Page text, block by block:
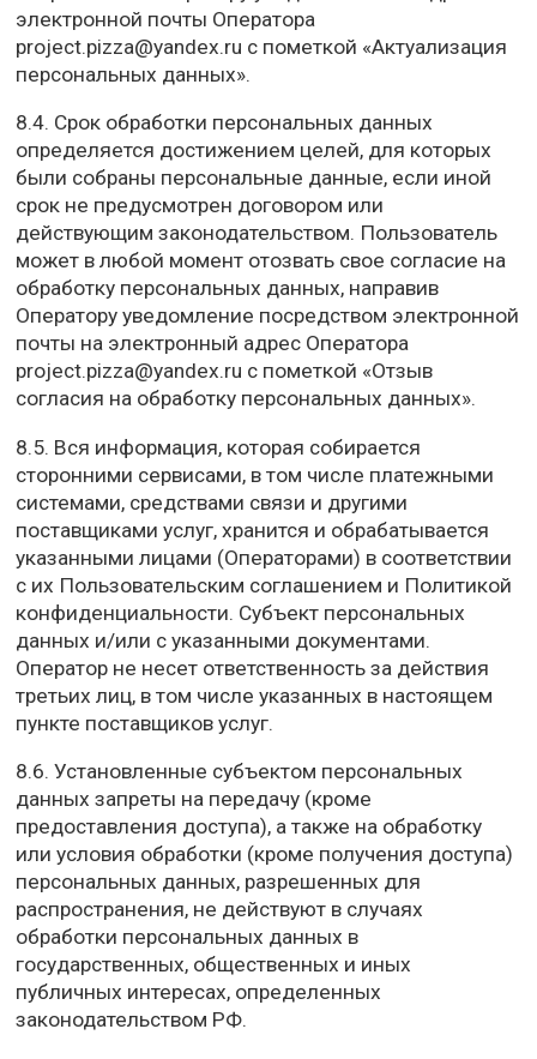
электронной почты Оператора
project.pizza@yandex.ru с пометкой «Актуализация
персональных данных».
8.4. Срок обработки персональных данных
определяется достижением целей, для которых
были собраны персональные данные, если иной
срок не предусмотрен договором или
действующим законодательством. Пользователь
может в любой момент отозвать свое согласие на
обработку персональных данных, направив
Оператору уведомление посредством электронной
почты на электронный адрес Оператора
project.pizza@yandex.ru с пометкой «Отзыв
согласия на обработку персональных данных».
8.5. Вся информация, которая собирается
сторонними сервисами, в том числе платежными
системами, средствами связи и другими
поставщиками услуг, хранится и обрабатывается
указанными лицами (Операторами) в соответствии
с их Пользовательским соглашением и Политикой
конфиденциальности. Субъект персональных
данных и/или с указанными документами.
Оператор не несет ответственность за действия
третьих лиц, в том числе указанных в настоящем
пункте поставщиков услуг.
8.6. Установленные субъектом персональных
данных запреты на передачу (кроме
предоставления доступа), а также на обработку
или условия обработки (кроме получения доступа)
персональных данных, разрешенных для
распространения, не действуют в случаях
обработки персональных данных в
государственных, общественных и иных
публичных интересах, определенных
законодательством РФ.